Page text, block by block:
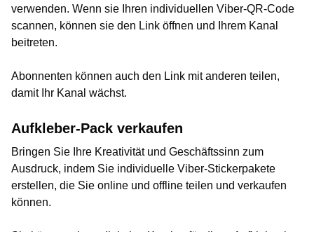
verwenden. Wenn sie Ihren individuellen Viber-QR-Code
scannen, können sie den Link öffnen und Ihrem Kanal
beitreten.
Abonnenten können auch den Link mit anderen teilen,
damit Ihr Kanal wächst.
Aufkleber-Pack verkaufen
Bringen Sie Ihre Kreativität und Geschäftssinn zum
Ausdruck, indem Sie individuelle Viber-Stickerpakete
erstellen, die Sie online und offline teilen und verkaufen
können.